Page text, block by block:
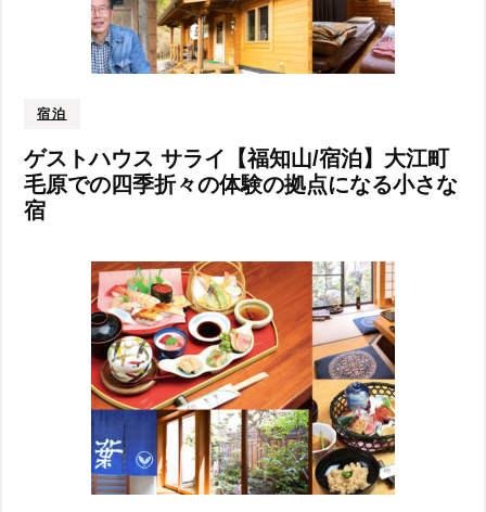
宿泊
ゲストハウス サライ【福知山/宿泊】大江町
毛原での四季折々の体験の拠点になる小さな
宿